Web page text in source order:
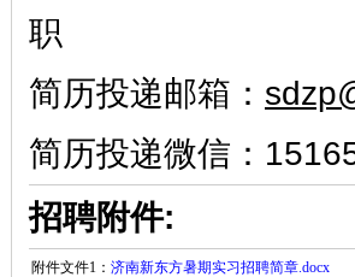
职
简历投递邮箱：
简历投递微信：
招聘附件:
附件文件1： 济南新东方暑期实习招聘简章.docx